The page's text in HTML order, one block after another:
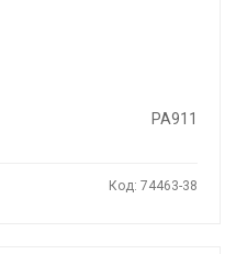
PA911
Код: 74463-38